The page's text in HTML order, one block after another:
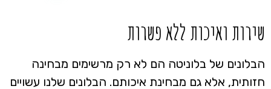
שירות ואיכות ללא פשרות
הבלונים של בלוניטה הם לא רק מרשימים מבחינה
חזותית, אלא גם מבחינת איכותם. הבלונים שלנו עשויים